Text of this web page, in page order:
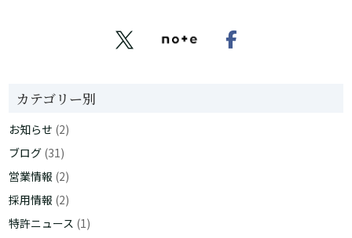
 
カテゴリー別
お知らせ (2)
ブログ (31)
営業情報 (2)
採用情報 (2)
特許ニュース (1)